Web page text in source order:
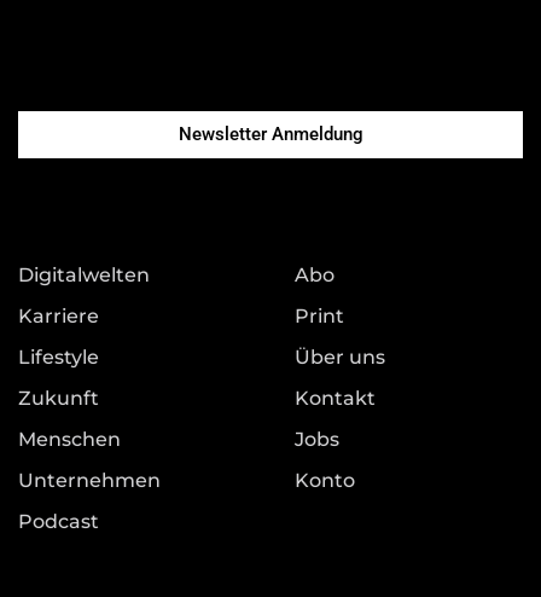
Newsletter Anmeldung
Digitalwelten
Karriere
Lifestyle
Zukunft
Menschen
Unternehmen
Podcast
Abo
Print
Über uns
Kontakt
Jobs
Konto